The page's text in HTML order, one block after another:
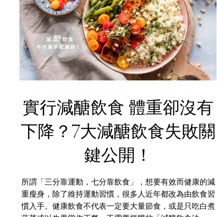
實行減醣飲食 體重卻沒有
下降？7大減醣飲食失敗關
鍵公開！
所謂「三分靠運動，七分靠飲食」，想要有效而健康的減
重瘦身，除了維持運動習慣，很多人近年都改為由飲食習
慣入手。健康飲食不代表一定要大量節食，或是只吃白煮